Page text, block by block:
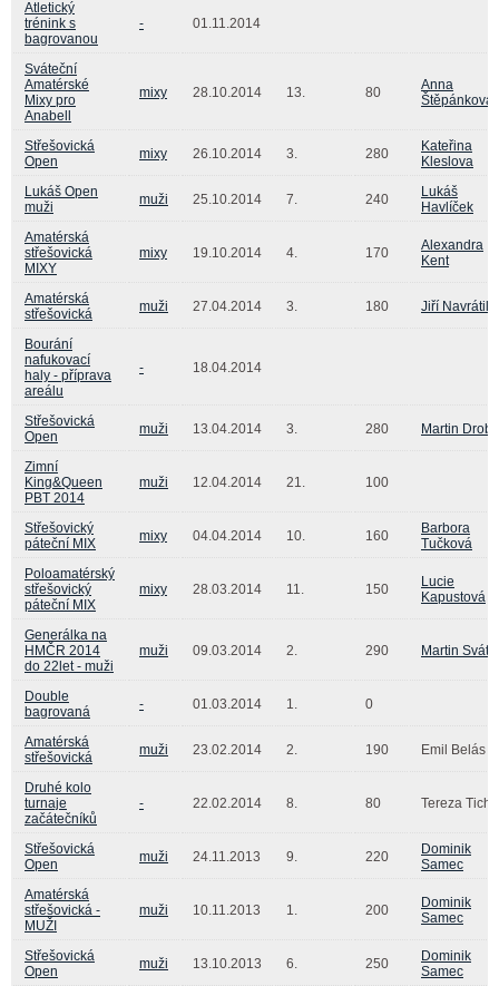
Atletický
trénink s
bagrovanou
- 01.11.2014
Sváteční
Amatérské
Mixy pro
Anabell
mixy 28.10.2014 13. 80
Anna
Štěpánková
Střešovická
Open
mixy 26.10.2014 3. 280
Kateřina
Kleslova
Lukáš Open
muži
muži 25.10.2014 7. 240
Lukáš
Havlíček
Amatérská
střešovická
MIXY
mixy 19.10.2014 4. 170
Alexandra
Kent
Amatérská
střešovická
muži 27.04.2014 3. 180 Jiří Navrátil
Bourání
nafukovací
haly - příprava
areálu
- 18.04.2014
Střešovická
Open
muži 13.04.2014 3. 280 Martin
Zimní
King&Queen
PBT 2014
muži 12.04.2014 21. 100
Střešovický
páteční MIX
mixy 04.04.2014 10. 160
Barbora
Tučková
Poloamatérský
střešovický
páteční MIX
mixy 28.03.2014 11. 150
Lucie
Kapustová
Generálka na
HMČR 2014
do 22let - muži
muži 09.03.2014 2. 290 Martin
Double
bagrovaná
- 01.03.2014 1. 0
Amatérská
střešovická
muži 23.02.2014 2. 190 Emil Belás
Druhé kolo
turnaje
začátečníků
- 22.02.2014 8. 80 Tereza Tichá
Střešovická
Open
muži 24.11.2013 9. 220
Dominik
Samec
Amatérská
střešovická -
MUŽI
muži 10.11.2013 1. 200
Dominik
Samec
Střešovická
Open
muži 13.10.2013 6. 250
Dominik
Samec